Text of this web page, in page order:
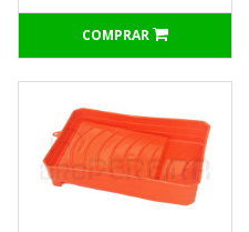
COMPRAR